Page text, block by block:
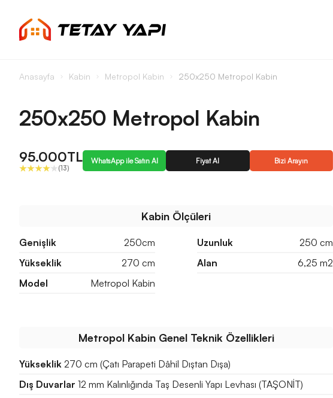
Anasayfa Kabin Metropol Kabin 250x250 Metropol Kabin
250x250 Metropol Kabin
95.000TL
(13)
WhatsApp ile Satın Al Fiyat Al Bizi Arayın
Kabin Ölçüleri
Genişlik 250cm Uzunluk
250 cm
Yükseklik
270 cm Alan
6,25 m2
Model
Metropol Kabin
Metropol Kabin Genel Teknik Özellikleri
Yükseklik 270 cm (Çatı Parapeti Dâhil Dıştan Dışa)
Dış Duvarlar 12 mm Kalınlığında Taş Desenli Yapı Levhası (TAŞONİT)